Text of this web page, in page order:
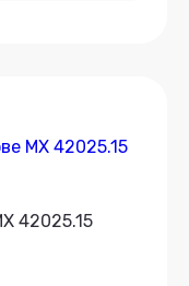
42025.15